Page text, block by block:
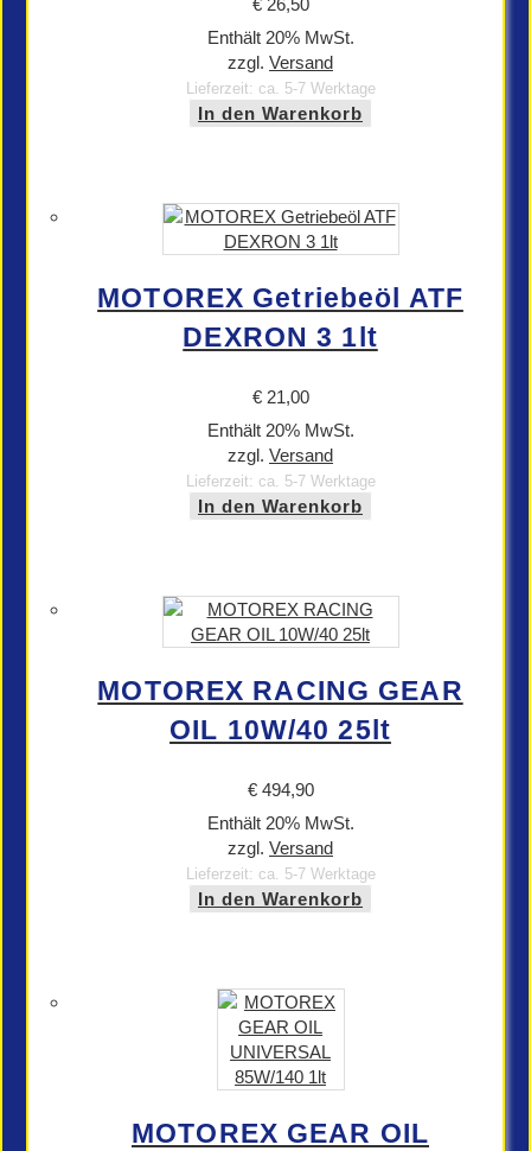
€26,50
Enthält 20% MwSt.
zzgl. Versand
Lieferzeit: ca. 5-7 Werktage
In den Warenkorb
MOTOREX Getriebeöl ATF
DEXRON 3 1lt
€21,00
Enthält 20% MwSt.
zzgl. Versand
Lieferzeit: ca. 5-7 Werktage
In den Warenkorb
MOTOREX RACING GEAR
OIL 10W/40 25lt
€494,90
Enthält 20% MwSt.
zzgl. Versand
Lieferzeit: ca. 5-7 Werktage
In den Warenkorb
MOTOREX GEAR OIL